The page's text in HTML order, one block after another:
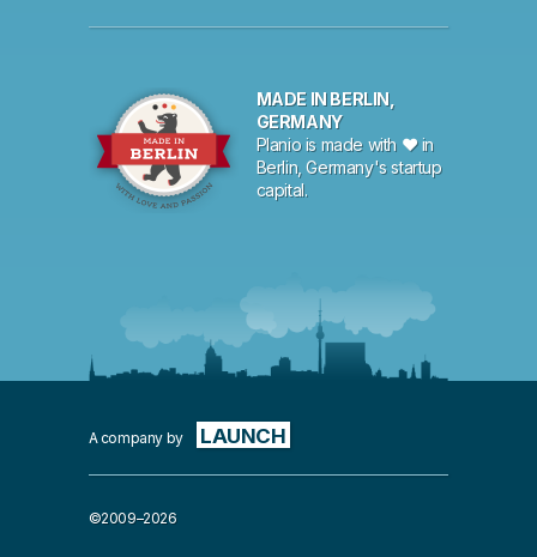
MADE IN BERLIN,
GERMANY
Planio is made with ♥ in
Berlin, Germany's startup
capital.
A company by LAUNCH
©2009–2026